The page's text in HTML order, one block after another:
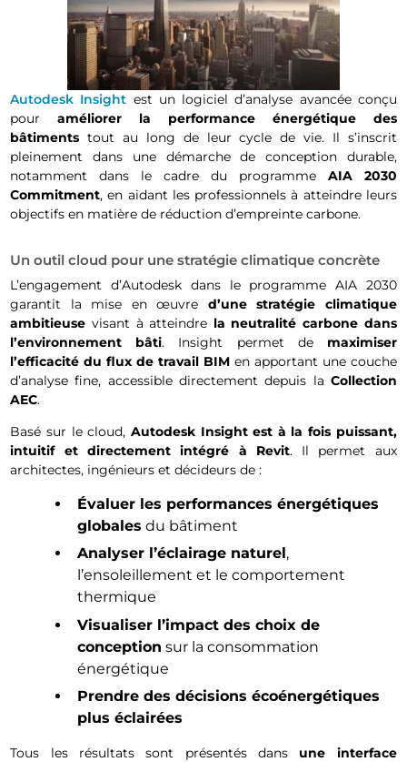
Autodesk Insight est un logiciel d’analyse avancée conçu
pouraméliorer la performance énergétique des
bâtiments tout au long de leur cycle de vie. Il s’inscrit
pleinement dans une démarche de conception durable,
notamment dans le cadre du programme AIA 2030
Commitment, en aidant les professionnels à atteindre leurs
objectifs en matière de réduction d’empreinte carbone.
Un outil cloud pour une stratégie climatique concrète
L’engagement d’Autodesk dans le programme AIA 2030
garantit la mise en œuvre d’une stratégie climatique
ambitieuse visant à atteindre la neutralité carbone dans
l’environnement bâti. Insight permet de maximiser
l’efficacité du flux de travail BIMen apportant une couche
d’analyse fine, accessible directement depuis la Collection
AEC.
Basé sur le cloud, Autodesk Insight est à la fois puissant,
intuitif et directement intégré à Revit. Il permet aux
architectes, ingénieurs et décideurs de :
Évaluer les performances énergétiques
globales du bâtiment
Analyser l’éclairage naturel,
l’ensoleillement et le comportement
thermique
Visualiser l’impact des choix de
conception sur la consommation
énergétique
Prendre des décisions écoénergétiques
plus éclairées
Tous les résultats sont présentés dans une interface